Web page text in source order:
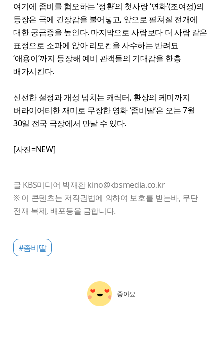
여기에 좀비를 혐오하는 ‘정환’의 첫사랑 ‘연화’(조여정)의
등장은 극에 긴장감을 불어넣고, 앞으로 펼쳐질 전개에
대한 궁금증을 높인다. 마지막으로 사람보다 더 사람 같은
표정으로 소파에 앉아 리모컨을 사수하는 반려묘
‘애용이’까지 등장해 예비 관객들의 기대감을 한층
배가시킨다.
신선한 설정과 개성 넘치는 캐릭터, 환상의 케미까지
버라이어티한 재미로 무장한 영화 ‘좀비딸’은 오는 7월
30일 전국 극장에서 만날 수 있다.
[사진=NEW]
글 KBS미디어 박재환 kino@kbsmedia.co.kr
※ 이 콘텐츠는 저작권법에 의하여 보호를 받는바, 무단
전재 복제, 배포등을 금합니다.
#좀비딸
좋아요